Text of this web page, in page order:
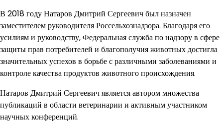
В 2018 году Натаров Дмитрий Сергеевич был назначен
заместителем руководителя Россельхознадзора. Благодаря его
усилиям и руководству, Федеральная служба по надзору в сфере
защиты прав потребителей и благополучия животных достигла
значительных успехов в борьбе с различными заболеваниями и
контроле качества продуктов животного происхождения.
Натаров Дмитрий Сергеевич является автором множества
публикаций в области ветеринарии и активным участником
научных конференций.